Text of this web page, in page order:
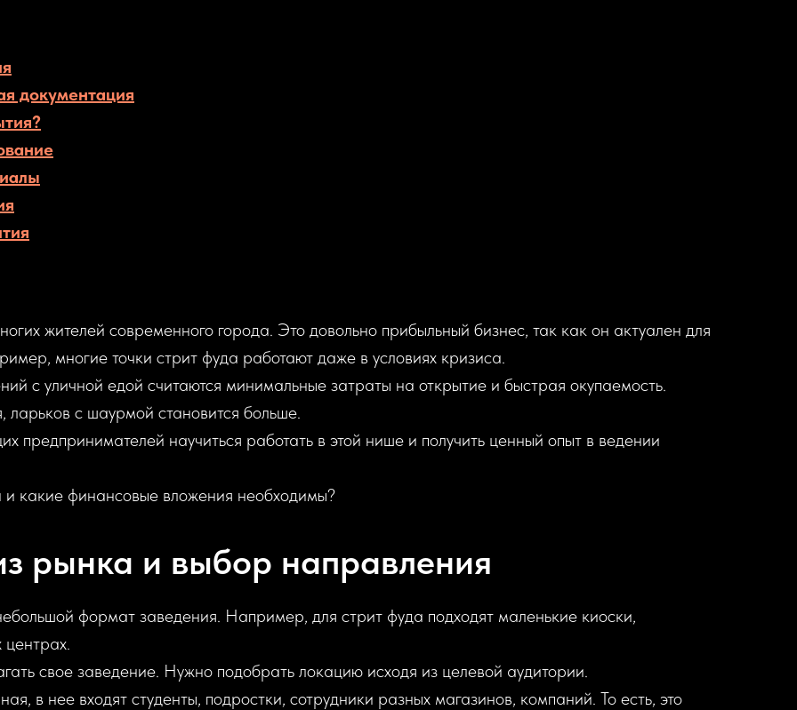
документация
жителей современного города. Это довольно прибыльный бизнес, так как он актуален для
многие точки стрит фуда работают даже в условиях кризиса.
с уличной едой считаются минимальные затраты на открытие и быстрая окупаемость.
с шаурмой становится больше.
предпринимателей научиться работать в этой нише и получить ценный опыт в ведении
какие финансовые вложения необходимы?
рынка и выбор направления
формат заведения. Например, для стрит фуда подходят маленькие киоски,
центрах.
свое заведение. Нужно подобрать локацию исходя из целевой аудитории.
в нее входят студенты, подростки, сотрудники разных магазинов, компаний. То есть, это